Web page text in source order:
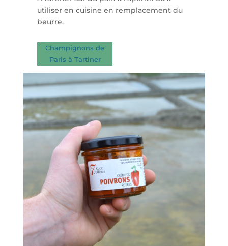
utiliser en cuisine en remplacement du
beurre.
Champignons de
Paris à Tartiner